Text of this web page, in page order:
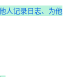
人记录日志、为他